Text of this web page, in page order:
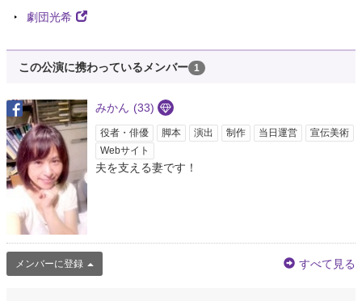
劇団光希
この公演に携わっているメンバー 1
みかん (33)
役者・俳優 脚本 演出 制作 当日運営
宣伝美術
Webサイト
夫を支える妻です！
メンバーに登録 すべて見る